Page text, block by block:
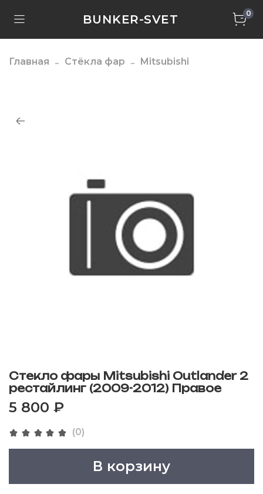
BUNKER-SVET 0
Главная Стёкла фар Mitsubishi
(0)
Стекло фары Mitsubishi Outlander 2
рестайлинг (2009-2012) Правое
5 800 ₽
В корзину